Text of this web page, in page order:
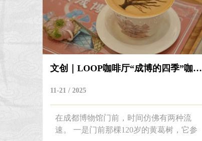
猫为文化纽带，以贵金属货币为艺...
文创｜LOOP咖啡厅“成博的四季”咖啡上...
11-21 / 2025
在成都博物馆门前，时间仿佛有两种流
速。 一是门前那棵120岁的黄葛树，它参